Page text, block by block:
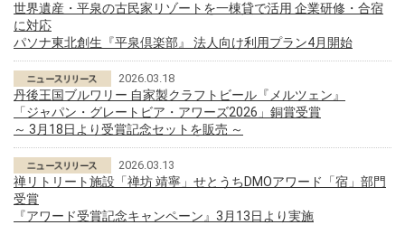
世界遺産・平泉の古民家リゾートを一棟貸で活用 企業研修・合宿
に対応
パソナ東北創生『平泉倶楽部』 法人向け利用プラン4月開始
2026.03.18
丹後王国ブルワリー 自家製クラフトビール『メルツェン』
「ジャパン・グレートビア・アワーズ2026」銅賞受賞
～ 3月18日より受賞記念セットを販売 ～
2026.03.13
禅リトリート施設「禅坊 靖寧」せとうちDMOアワード「宿」部門
受賞
『アワード受賞記念キャンペーン』3月13日より実施